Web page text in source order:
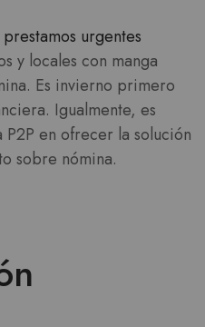
prestamos urgentes
y locales con manga
Es invierno primero
Igualmente, es
en ofrecer la solución
sobre nómina.